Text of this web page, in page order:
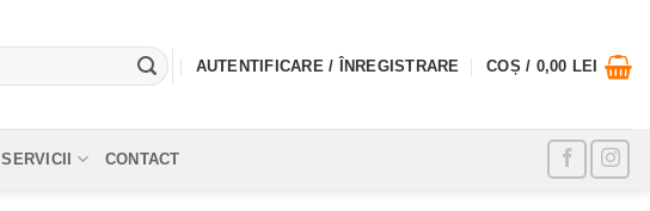
AUTENTIFICARE / ÎNREGISTRARE COȘ / 0,00 LEI
SERVICII CONTACT